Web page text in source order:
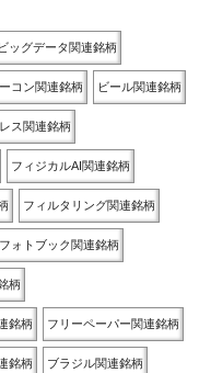
ビッグデータ関連銘柄
コン関連銘柄 ビール関連銘柄
ス関連銘柄
フィジカルAI関連銘柄
フィルタリング関連銘柄
フォトブック関連銘柄
柄
銘柄 フリーペーパー関連銘柄
銘柄 ブラジル関連銘柄